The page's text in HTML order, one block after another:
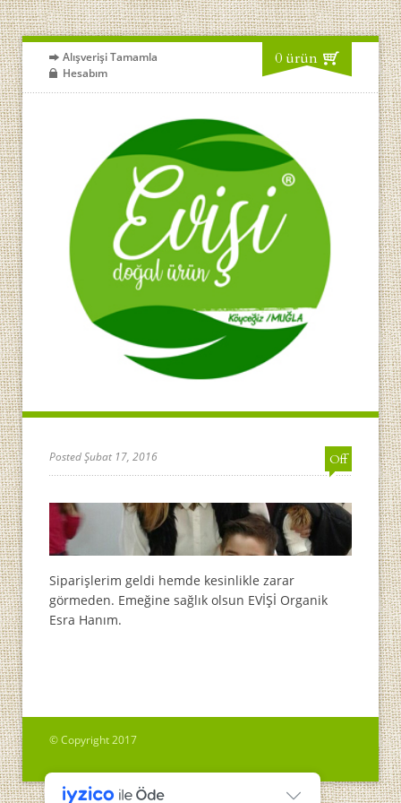
Alışverişi Tamamla
Hesabım
0 ürün
Posted Şubat 17, 2016 Off
Siparişlerim geldi hemde kesinlikle zarar
görmeden. Emeğine sağlık olsun EVİŞİ Organik
Esra Hanım.
© Copyright 2017